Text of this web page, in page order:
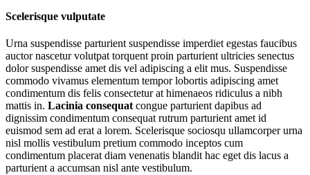
Scelerisque vulputate
Urna suspendisse parturient suspendisse imperdiet egestas faucibus
auctor nascetur volutpat torquent proin parturient ultricies senectus
dolor suspendisse amet dis vel adipiscing a elit mus. Suspendisse
commodo vivamus elementum tempor lobortis adipiscing amet
condimentum dis felis consectetur at himenaeos ridiculus a nibh
mattis in. Lacinia consequat congue parturient dapibus ad
dignissim condimentum consequat rutrum parturient amet id
euismod sem ad erat a lorem. Scelerisque sociosqu ullamcorper urna
nisl mollis vestibulum pretium commodo inceptos cum
condimentum placerat diam venenatis blandit hac eget dis lacus a
parturient a accumsan nisl ante vestibulum.